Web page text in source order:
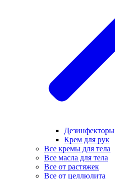
Дезинфекторы
Крем для рук
Все кремы для тела
Все масла для тела
Все от растяжек
Все от целлюлита